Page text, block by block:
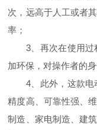
次，远高于人工或者
率；
3、再次在使用过
加环保，对操作者的
4、此外，这款电
精度高、可靠性强、
制造、家电制造、建